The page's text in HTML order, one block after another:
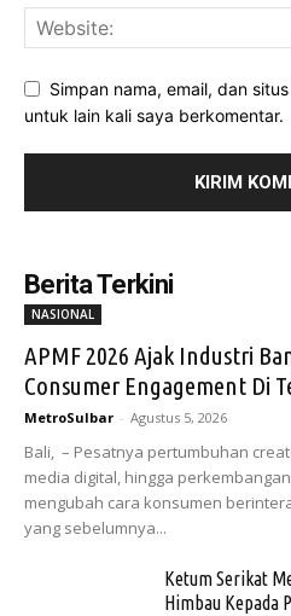
Simpan nama, email, dan
untuk lain kali saya berkomentar.
Berita Terkini
NASIONAL
APMF 2026 Ajak Industri
Consumer Engagement Di
MetroSulbar - Agustus 5, 2026
Bali, – Pesatnya pertumbuhan
media digital, hingga
mengubah cara konsumen
yang sebelumnya...
Ketum Serikat
Himbau Kepada